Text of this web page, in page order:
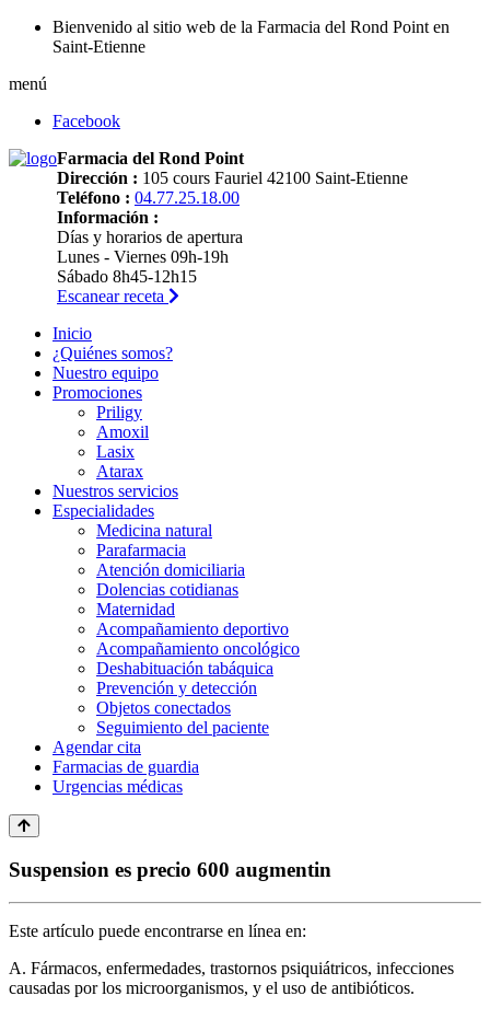
Bienvenido al sitio web de la Farmacia del Rond Point en
Saint-Etienne
menú
Facebook
Farmacia del Rond Point
Dirección : 105 cours Fauriel 42100 Saint-Etienne
Teléfono : 04.77.25.18.00
Información :
Días y horarios de apertura
Lunes - Viernes 09h-19h
Sábado 8h45-12h15
Escanear receta
Inicio
¿Quiénes somos?
Nuestro equipo
Promociones
Priligy
Amoxil
Lasix
Atarax
Nuestros servicios
Especialidades
Medicina natural
Parafarmacia
Atención domiciliaria
Dolencias cotidianas
Maternidad
Acompañamiento deportivo
Acompañamiento oncológico
Deshabituación tabáquica
Prevención y detección
Objetos conectados
Seguimiento del paciente
Agendar cita
Farmacias de guardia
Urgencias médicas
Suspension es precio 600 augmentin
Este artículo puede encontrarse en línea en:
A. Fármacos, enfermedades, trastornos psiquiátricos, infecciones
causadas por los microorganismos, y el uso de antibióticos.